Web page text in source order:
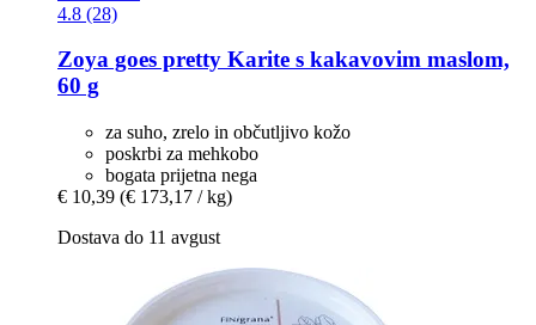
4.8 (28)
Zoya goes pretty Karite s kakavovim maslom,
60 g
za suho, zrelo in občutljivo kožo
poskrbi za mehkobo
bogata prijetna nega
€ 10,39 (€ 173,17 / kg)
Dostava do 11 avgust